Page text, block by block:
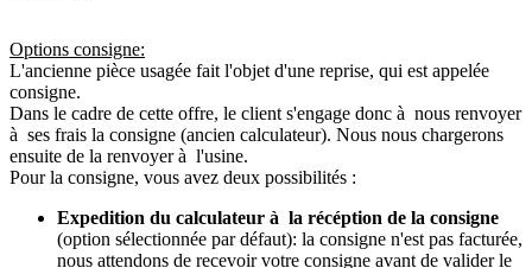
Options consigne:
L'ancienne pièce usagée fait l'objet d'une reprise, qui est appelée
consigne.
Dans le cadre de cette offre, le client s'engage donc à nous renvoyer
à ses frais la consigne (ancien calculateur). Nous nous chargerons
ensuite de la renvoyer à l'usine.
Pour la consigne, vous avez deux possibilités :
Expedition du calculateur à la récéption de la consigne
(option sélectionnée par défaut): la consigne n'est pas facturée,
nous attendons de recevoir votre consigne avant de valider le